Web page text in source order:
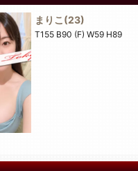
まりこ (23)
T155 B90 (F) W59 H89